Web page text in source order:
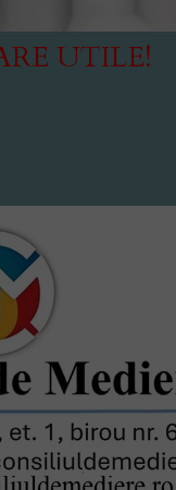
UTILE!